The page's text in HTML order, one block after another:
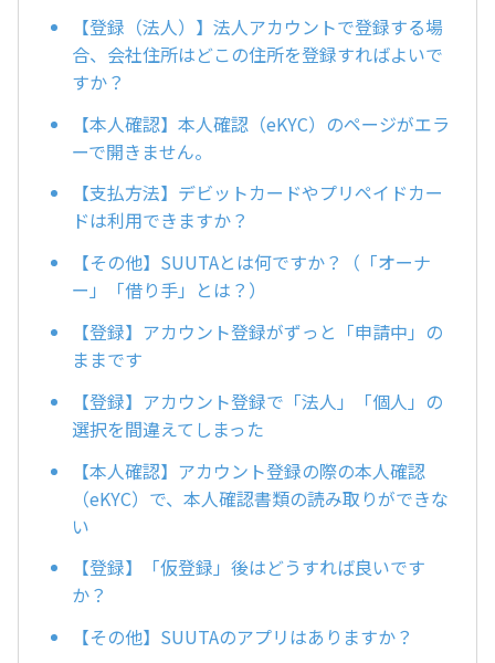
【登録（法人）】法人アカウントで登録する場
合、会社住所はどこの住所を登録すればよいで
すか？
【本人確認】本人確認（eKYC）のページがエラ
ーで開きません。
【支払方法】デビットカードやプリペイドカー
ドは利用できますか？
【その他】SUUTAとは何ですか？（「オーナ
ー」「借り手」とは？）
【登録】アカウント登録がずっと「申請中」の
ままです
【登録】アカウント登録で「法人」「個人」の
選択を間違えてしまった
【本人確認】アカウント登録の際の本人確認
（eKYC）で、本人確認書類の読み取りができな
い
【登録】「仮登録」後はどうすれば良いです
か？
【その他】SUUTAのアプリはありますか？